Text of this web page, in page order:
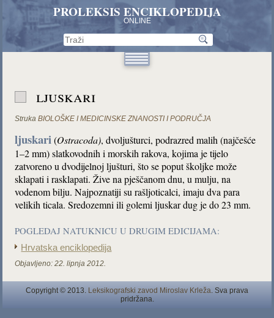
PROLEKSIS ENCIKLOPEDIJA
ONLINE
ljuskari
Struka BIOLOŠKE I MEDICINSKE ZNANOSTI I PODRUČJA
ljuskari(Ostracoda), dvoljušturci, podrazred malih (najčešće
1–2 mm) slatkovodnih i morskih rakova, kojima je tijelo
zatvoreno u dvodijelnoj ljušturi, što se poput školjke može
sklapati i rasklapati. Žive na pješčanom dnu, u mulju, na
vodenom bilju. Najpoznatiji su rašljoticalci, imaju dva para
velikih ticala. Sredozemni ili golemi ljuskar dug je do 23 mm.
POGLEDAJ NATUKNICU U DRUGIM EDICIJAMA:
Hrvatska enciklopedija
Objavljeno: 22. lipnja 2012.
Copyright © 2013. Leksikografski zavod Miroslav Krleža. Sva prava
pridržana.